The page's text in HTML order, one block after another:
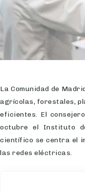
La Comunidad de
agrícolas, forestales,
eficientes. El
octubre el Instituto
científico se centra el
las redes eléctricas.